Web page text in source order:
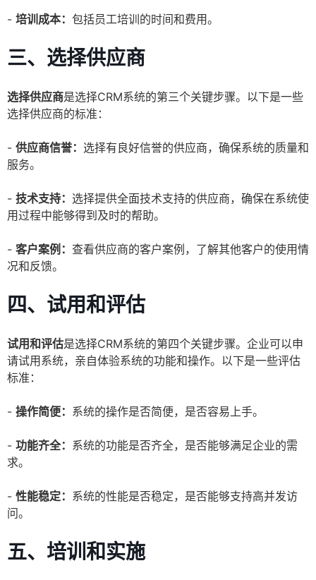
- 培训成本： 包括员工培训的时间和费用。
三、选择供应商
选择供应商是选择CRM系统的第三个关键步骤。以下是一些
选择供应商的标准：
- 供应商信誉： 选择有良好信誉的供应商，确保系统的质量和
服务。
- 技术支持： 选择提供全面技术支持的供应商，确保在系统使
用过程中能够得到及时的帮助。
- 客户案例： 查看供应商的客户案例，了解其他客户的使用情
况和反馈。
四、试用和评估
试用和评估是选择CRM系统的第四个关键步骤。企业可以申
请试用系统，亲自体验系统的功能和操作。以下是一些评估
标准：
- 操作简便： 系统的操作是否简便，是否容易上手。
- 功能齐全： 系统的功能是否齐全，是否能够满足企业的需
求。
- 性能稳定： 系统的性能是否稳定，是否能够支持高并发访
问。
五、培训和实施